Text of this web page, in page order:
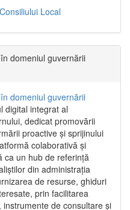
Local
domeniul guvernării
domeniul guvernării
digital integrat al
dedicat promovării
proactive și sprijinului
colaborativă și
ca un hub de referință
din administrația
de resurse, ghiduri
prin facilitarea
de consultare și